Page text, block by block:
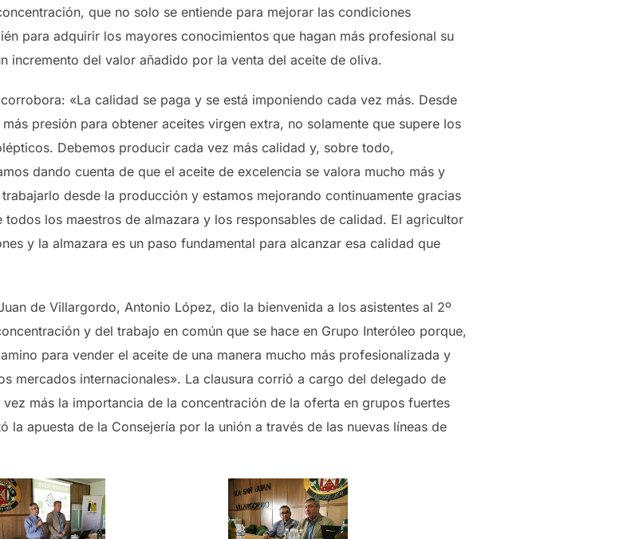
que no solo se entiende para mejorar las condiciones
para adquirir los mayores conocimientos que hagan más profesional su
incremento del valor añadido por la venta del aceite de oliva.
«La calidad se paga y se está imponiendo cada vez más. Desde
presión para obtener aceites virgen extra, no solamente que supere los
Debemos producir cada vez más calidad y, sobre todo,
dando cuenta de que el aceite de excelencia se valora mucho más y
desde la producción y estamos mejorando continuamente gracias
los maestros de almazara y los responsables de calidad. El agricultor
y la almazara es un paso fundamental para alcanzar esa calidad que
de Villargordo, Antonio López, dio la bienvenida a los asistentes al 2º
y del trabajo en común que se hace en Grupo Interóleo porque,
para vender el aceite de una manera mucho más profesionalizada y
mercados internacionales». La clausura corrió a cargo del delegado de
más la importancia de la concentración de la oferta en grupos fuertes
la apuesta de la Consejería por la unión a través de las nuevas líneas de